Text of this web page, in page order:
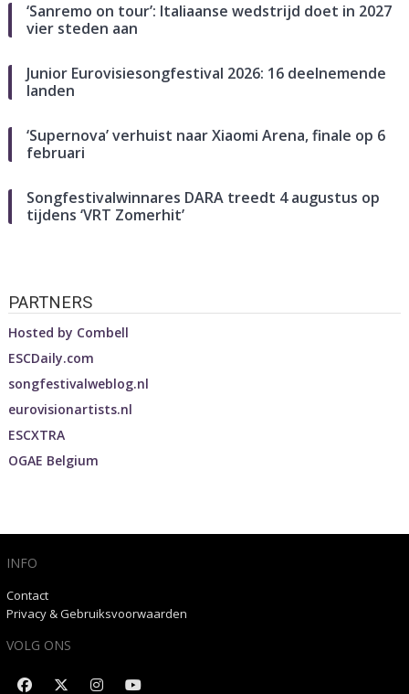
‘Sanremo on tour’: Italiaanse wedstrijd doet in 2027
vier steden aan
Junior Eurovisiesongfestival 2026: 16 deelnemende
landen
‘Supernova’ verhuist naar Xiaomi Arena, finale op 6
februari
Songfestivalwinnares DARA treedt 4 augustus op
tijdens ‘VRT Zomerhit’
PARTNERS
Hosted by Combell
ESCDaily.com
songfestivalweblog.nl
eurovisionartists.nl
ESCXTRA
OGAE Belgium
INFO
Contact
Privacy & Gebruiksvoorwaarden
VOLG ONS